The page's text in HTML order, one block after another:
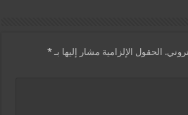
الحقول الإلزامية مشار إليها بـ*